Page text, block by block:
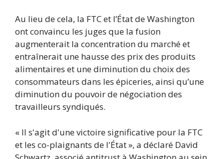
Au lieu de cela, la FTC et l’État de Washington
ont convaincu les juges que la fusion
augmenterait la concentration du marché et
entraînerait une hausse des prix des produits
alimentaires et une diminution du choix des
consommateurs dans les épiceries, ainsi qu’une
diminution du pouvoir de négociation des
travailleurs syndiqués.
« Il s'agit d'une victoire significative pour la FTC
et les co-plaignants de l'État », a déclaré David